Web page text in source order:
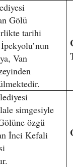
Gölü
tarihi
Van
simgesiyle
özgü
İnci Kefali